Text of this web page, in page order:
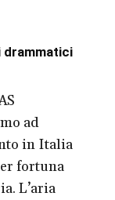
ad
in Italia
fortuna
L’aria